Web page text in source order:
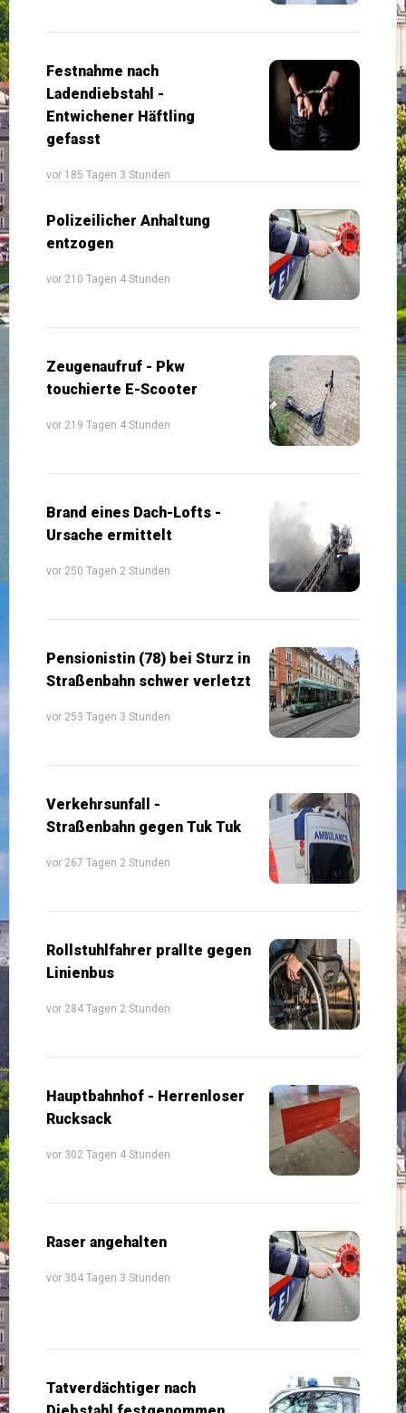
Festnahme nach
Ladendiebstahl -
Entwichener Häftling
gefasst
vor 185 Tagen 3 Stunden
Polizeilicher Anhaltung
entzogen
vor 210 Tagen 4 Stunden
Zeugenaufruf - Pkw
touchierte E-Scooter
vor 219 Tagen 4 Stunden
Brand eines Dach-Lofts -
Ursache ermittelt
vor 250 Tagen 2 Stunden
Pensionistin (78) bei Sturz in
Straßenbahn schwer verletzt
vor 253 Tagen 3 Stunden
Verkehrsunfall -
Straßenbahn gegen Tuk Tuk
vor 267 Tagen 2 Stunden
Rollstuhlfahrer prallte gegen
Linienbus
vor 284 Tagen 2 Stunden
Hauptbahnhof - Herrenloser
Rucksack
vor 302 Tagen 4 Stunden
Raser angehalten
vor 304 Tagen 3 Stunden
Tatverdächtiger nach